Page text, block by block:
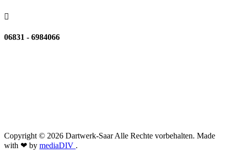

06831 - 6984066
Copyright © 2026 Dartwerk-Saar Alle Rechte vorbehalten. Made
with ❤ by mediaDIV .